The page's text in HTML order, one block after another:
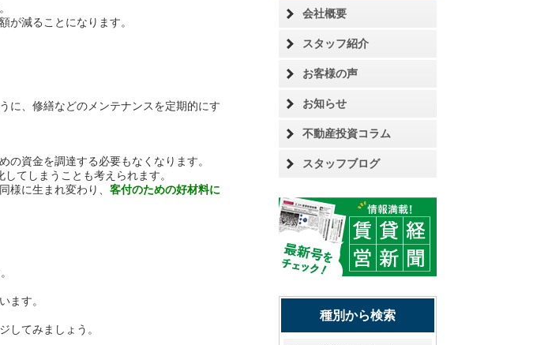
が減ることになります。
に、修繕などのメンテナンスを定期的にす
資金を調達する必要もなくなります。
てしまうことも考えられます。
様に生まれ変わり、 客付のための好材料に
ます。
してみましょう。
会社概要
スタッフ紹介
お客様の声
お知らせ
不動産投資コラム
スタッフブログ
種別から検索